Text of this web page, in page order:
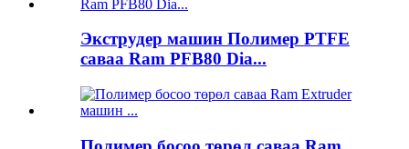
Экструдер машин Полимер PTFE
саваа Ram PFB80 Dia...